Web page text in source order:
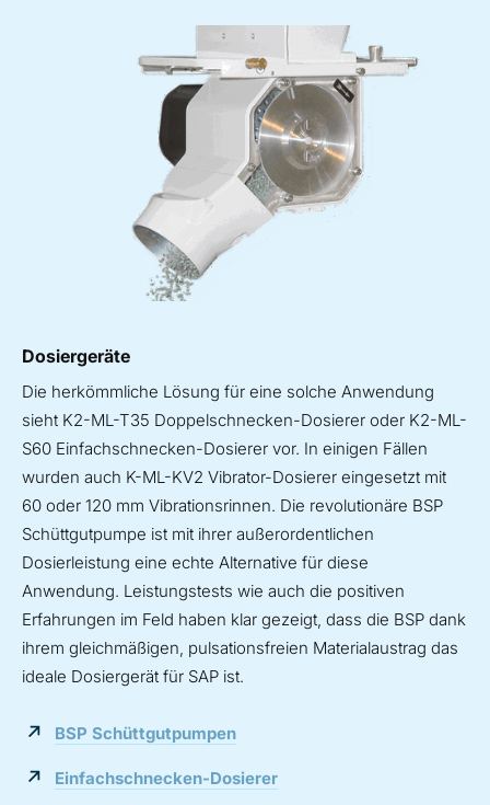
Dosiergeräte
Die herkömmliche Lösung für eine solche Anwendung
sieht K2-ML-T35 Doppelschnecken-Dosierer oder K2-ML-
S60 Einfachschnecken-Dosierer vor. In einigen Fällen
wurden auch K-ML-KV2 Vibrator-Dosierer eingesetzt mit
60 oder 120 mm Vibrationsrinnen. Die revolutionäre BSP
Schüttgutpumpe ist mit ihrer außerordentlichen
Dosierleistung eine echte Alternative für diese
Anwendung. Leistungstests wie auch die positiven
Erfahrungen im Feld haben klar gezeigt, dass die BSP dank
ihrem gleichmäßigen, pulsationsfreien Materialaustrag das
ideale Dosiergerät für SAP ist.
BSP Schüttgutpumpen
Einfachschnecken-Dosierer